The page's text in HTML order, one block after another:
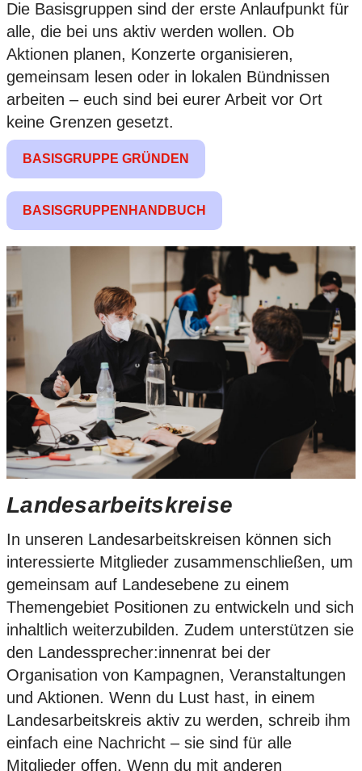
Die Basisgruppen sind der erste Anlaufpunkt für
alle, die bei uns aktiv werden wollen. Ob
Aktionen planen, Konzerte organisieren,
gemeinsam lesen oder in lokalen Bündnissen
arbeiten – euch sind bei eurer Arbeit vor Ort
keine Grenzen gesetzt.
BASISGRUPPE GRÜNDEN
BASISGRUPPENHANDBUCH
Landesarbeitskreise
In unseren Landesarbeitskreisen können sich
interessierte Mitglieder zusammenschließen, um
gemeinsam auf Landesebene zu einem
Themengebiet Positionen zu entwickeln und sich
inhaltlich weiterzubilden. Zudem unterstützen sie
den Landessprecher:innenrat bei der
Organisation von Kampagnen, Veranstaltungen
und Aktionen. Wenn du Lust hast, in einem
Landesarbeitskreis aktiv zu werden, schreib ihm
einfach eine Nachricht – sie sind für alle
Mitglieder offen. Wenn du mit anderen